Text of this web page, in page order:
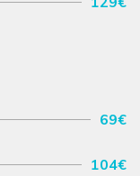
69€
104€